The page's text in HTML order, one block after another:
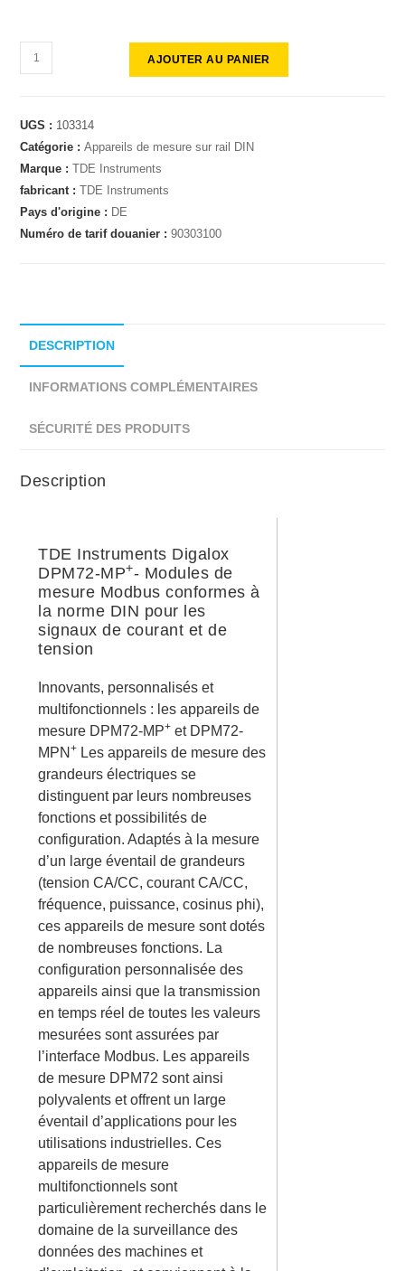
AJOUTER AU PANIER
UGS : 103314
Catégorie :Appareils de mesure sur rail DIN
Marque :TDE Instruments
fabricant :TDE Instruments
Pays d'origine : DE
Numéro de tarif douanier :90303100
DESCRIPTION
INFORMATIONS COMPLÉMENTAIRES
SÉCURITÉ DES PRODUITS
Description
TDE Instruments Digalox
DPM72-MP+- Modules de
mesure Modbus conformes à
la norme DIN pour les
signaux de courant et de
tension
Innovants, personnalisés et
multifonctionnels : les appareils de
mesure DPM72-MP+ et DPM72-
MPN+ Les appareils de mesure des
grandeurs électriques se
distinguent par leurs nombreuses
fonctions et possibilités de
configuration. Adaptés à la mesure
d’un large éventail de grandeurs
(tension CA/CC, courant CA/CC,
fréquence, puissance, cosinus phi),
ces appareils de mesure sont dotés
de nombreuses fonctions. La
configuration personnalisée des
appareils ainsi que la transmission
en temps réel de toutes les valeurs
mesurées sont assurées par
l’interface Modbus. Les appareils
de mesure DPM72 sont ainsi
polyvalents et offrent un large
éventail d’applications pour les
utilisations industrielles. Ces
appareils de mesure
multifonctionnels sont
particulièrement recherchés dans le
domaine de la surveillance des
données des machines et